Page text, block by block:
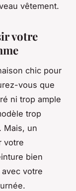
vêtement.
votre
chic pour
vous que
ni trop ample
trop
Mais, un
votre
bien
votre